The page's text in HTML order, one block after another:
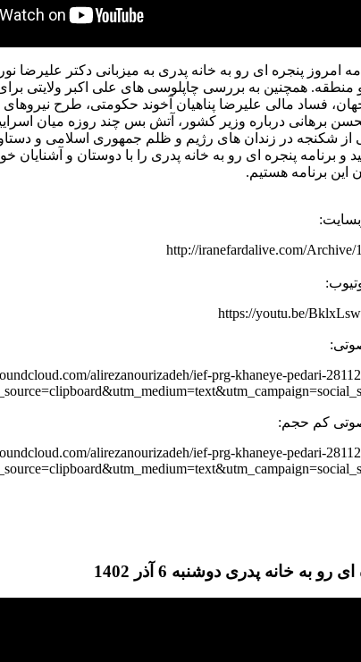
امروز پنجره ای رو به خانه پدری به میزبانی دکتر علیرضا
و منطقه. همچنین به بررسی چاپلوسی های علی اکبر ولایتی
فساد مالی علیرضا پناهیان آخوند حکومتی، طرح
برهانی درباره وزیر کشور، آتش بس چند روزه میان
از شکنجه در زندان های رژیم و ظلم جمهوری اسلامی و
و برنامه پنجره ای رو به خانه پدری را با دوستان و
این برنامه هستیم.
http://iranefardalive.com/Archive/
https://youtu.be/
alirezanourizadeh/ief-prg-khaneye-pedari-
کم حجم:
alirezanourizadeh/ief-prg-khaneye-pedari-
رو به خانه پدری دوشنبه 6 آذر 1402